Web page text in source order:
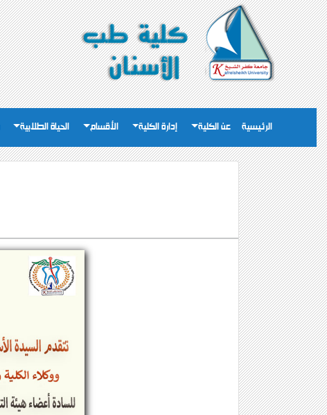
الرئيسية عن الكلية إدارة الكلية الأقسام الحياة الطلابية